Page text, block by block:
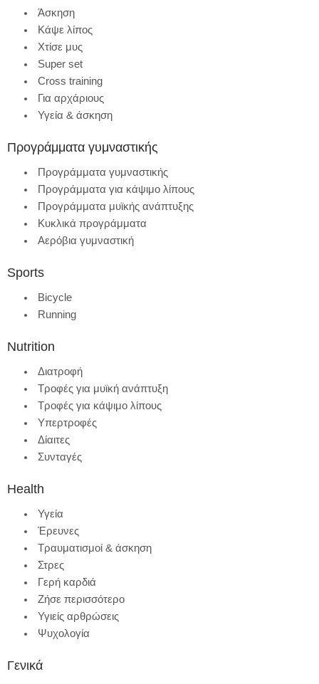
Άσκηση
Κάψε λίπος
Χτίσε μυς
Super set
Cross training
Για αρχάριους
Υγεία & άσκηση
Προγράμματα γυμναστικής
Προγράμματα γυμναστικής
Προγράμματα για κάψιμο λίπους
Προγράμματα μυϊκής ανάπτυξης
Κυκλικά προγράμματα
Αερόβια γυμναστική
Sports
Bicycle
Running
Nutrition
Διατροφή
Τροφές για μυϊκή ανάπτυξη
Τροφές για κάψιμο λίπους
Υπερτροφές
Δίαιτες
Συνταγές
Health
Υγεία
Έρευνες
Τραυματισμοί & άσκηση
Στρες
Γερή καρδιά
Ζήσε περισσότερο
Υγιείς αρθρώσεις
Ψυχολογία
Γενικά